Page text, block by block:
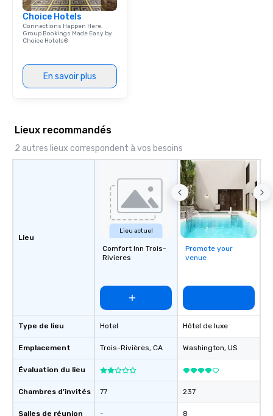
Choice Hotels
Connections Happen Here.
Group Bookings Made Easy by
Choice Hotels®
En savoir plus
Lieux recommandés
2 autres lieux correspondent à vos besoins
Lieu
Type de lieu
Emplacement
Évaluation du lieu
Chambres d’invités
Salles de réunion
Lieu actuel
Comfort Inn Trois-
Rivieres
Hotel
Trois-Rivières, CA
77
-
Promote your
venue
Hôtel de luxe
Washington, US
237
8